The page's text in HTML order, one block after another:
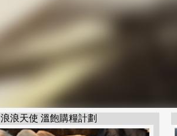
浪浪天使 溫飽購糧計劃